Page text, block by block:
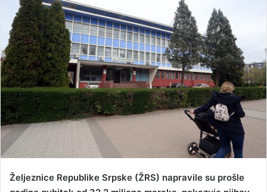
d
a
n
e
m
a
i
l
Željeznice Republike Srpske (ŽRS) napravile su prošle